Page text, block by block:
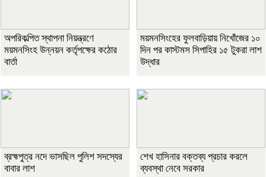
অপরিকল্পিত স্থাপনা নিয়ন্ত্রণে
ময়মনসিংহ উন্নয়ন কর্তৃপক্ষের কঠোর
বার্তা
ময়মনসিংহের ফুলবাড়িয়ায় নিখোঁজের ১০
দিন পর কাস্টমস সিপাহির ১৫ টুকরা লাশ
উদ্ধার
ব্রহ্মপুত্র নদে ভাসছিল পুলিশ সদস্যের
বাবার লাশ
শেখ হাসিনার বক্তব্য প্রচার করলে
ব্যবস্থা নেবে সরকার